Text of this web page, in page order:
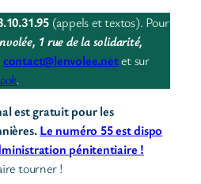
(appels et textos). Pour
1 rue de la solidarité,
contact@lenvolee.netet sur
.
est gratuit pour les
Le numéro 55 est dispo
pénitentiaire !
tourner !